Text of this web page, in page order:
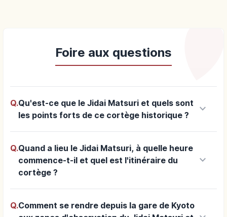
Foire aux questions
Q.Qu'est-ce que le Jidai Matsuri et quels sont
les points forts de ce cortège historique ?
keyboard_arrow_down
Q.Quand a lieu le Jidai Matsuri, à quelle heure
commence-t-il et quel est l'itinéraire du
cortège ?
keyboard_arrow_down
Q.Comment se rendre depuis la gare de Kyoto